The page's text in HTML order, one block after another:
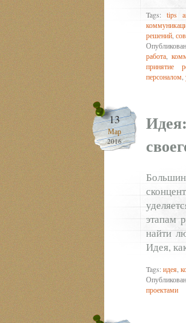
Tags: tips
решений
работа
принятие
персоналом
13
Мар
2016
этапам
найти
Идея,
Tags: идея
проектами